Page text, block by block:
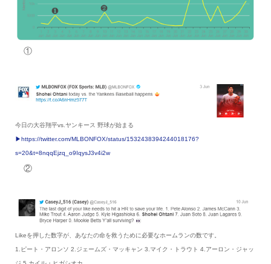
①
今日の大谷翔平vs.ヤンキース 野球が始まる
▶︎https://twitter.com/MLBONFOX/status/1532438394244018176?
s=20&t=8nqqEjzq_o9IqysJ3v4i2w
②
Likeを押した数字が、あなたの命を救うために必要なホームランの数です。
1.ピート・アロンソ 2.ジェームズ・マッキャン 3.マイク・トラウト 4.アーロン・ジャッ